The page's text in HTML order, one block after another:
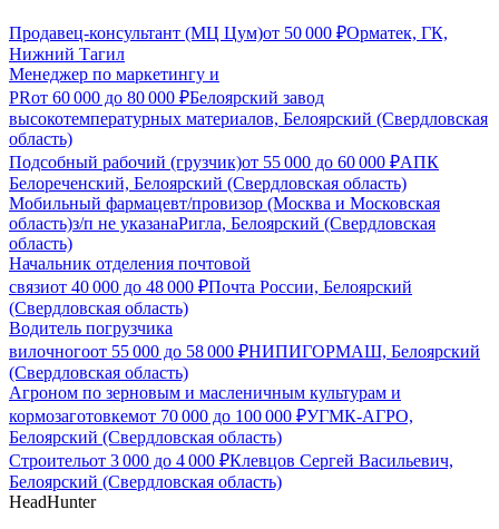
Продавец-консультант (МЦ Цум)от 50 000 ₽Орматек, ГК,
Нижний Тагил
Менеджер по маркетингу и
PRот 60 000 до 80 000 ₽Белоярский завод
высокотемпературных материалов, Белоярский (Свердловская
область)
Подсобный рабочий (грузчик)от 55 000 до 60 000 ₽АПК
Белореченский, Белоярский (Свердловская область)
Мобильный фармацевт/провизор (Москва и Московская
область)з/п не указанаРигла, Белоярский (Свердловская
область)
Начальник отделения почтовой
связиот 40 000 до 48 000 ₽Почта России, Белоярский
(Свердловская область)
Водитель погрузчика
вилочногоот 55 000 до 58 000 ₽НИПИГОРМАШ, Белоярский
(Свердловская область)
Агроном по зерновым и масленичным культурам и
кормозаготовкемот 70 000 до 100 000 ₽УГМК-АГРО,
Белоярский (Свердловская область)
Строительот 3 000 до 4 000 ₽Клевцов Сергей Васильевич,
Белоярский (Свердловская область)
HeadHunter